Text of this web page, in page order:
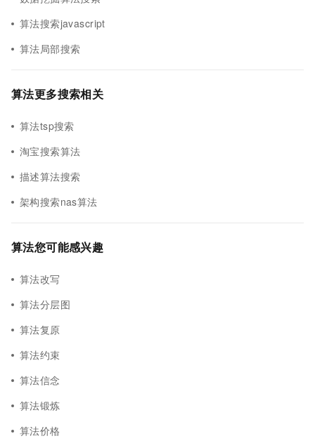
算法搜索javascript
算法局部搜索
算法更多搜索相关
算法tsp搜索
淘宝搜索算法
描述算法搜索
架构搜索nas算法
算法您可能感兴趣
算法改写
算法分层图
算法复原
算法约束
算法信念
算法锻炼
算法价格